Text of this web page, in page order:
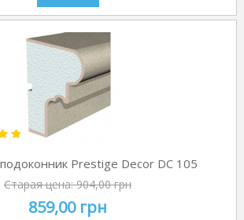
Prestige Decor DC 105
Старая цена:904,00 грн
859,00 грн